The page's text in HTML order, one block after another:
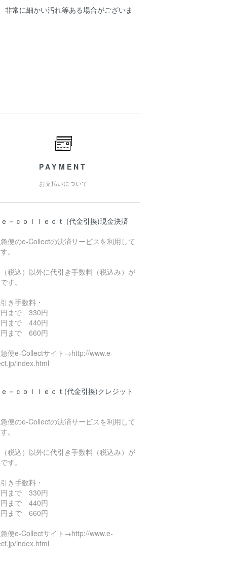
非常に細かい汚れ等ある場合がございま
PAYMENT
お支払いについて
－ｃｏｌｌｅｃｔ (代金引換)現金決済
便のe-Collectの決済サービスを利用して
。
税込）以外に代引き手数料（税込み）が
す。
引き手数料・
まで 330円
円まで 440円
まで 660円
便e-Collectサイト→http://www.e-
index.html
－ｃｏｌｌｅｃｔ(代金引換)クレジット
便のe-Collectの決済サービスを利用して
。
税込）以外に代引き手数料（税込み）が
す。
引き手数料・
まで 330円
円まで 440円
まで 660円
便e-Collectサイト→http://www.e-
index.html